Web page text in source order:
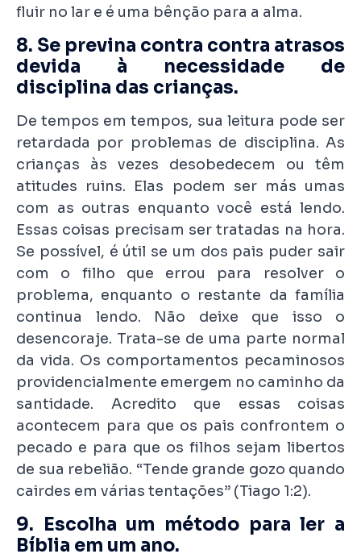
fluir no lar e é uma bênção para a alma.
8. Se previna contra contra atrasos
devida à necessidade de
disciplina das crianças.
De tempos em tempos, sua leitura pode ser
retardada por problemas de disciplina. As
crianças às vezes desobedecem ou têm
atitudes ruins. Elas podem ser más umas
com as outras enquanto você está lendo.
Essas coisas precisam ser tratadas na hora.
Se possível, é útil se um dos pais puder sair
com o filho que errou para resolver o
problema, enquanto o restante da família
continua lendo. Não deixe que isso o
desencoraje. Trata-se de uma parte normal
da vida. Os comportamentos pecaminosos
providencialmente emergem no caminho da
santidade. Acredito que essas coisas
acontecem para que os pais confrontem o
pecado e para que os filhos sejam libertos
de sua rebelião. “Tende grande gozo quando
cairdes em várias tentações” (Tiago 1:2).
9. Escolha um método para ler a
Bíblia em um ano.